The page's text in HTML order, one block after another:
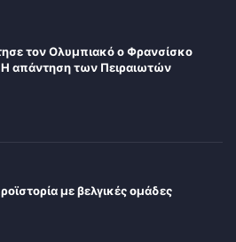
τον Ολυμπιακό ο Φρανσίσκο
Η απάντηση των Πειραιωτών
με βελγικές ομάδες